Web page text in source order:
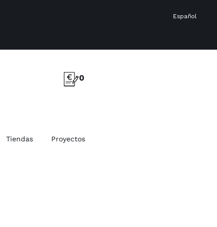
Español
0
Tiendas Proyectos